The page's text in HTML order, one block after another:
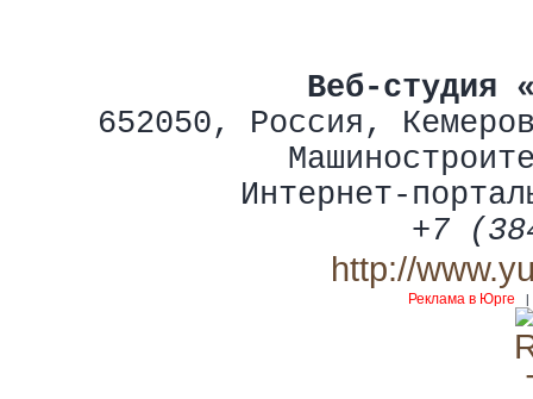
Веб-студия
652050, Россия ,
Интернет-
+7
http://
Реклама в Юрге